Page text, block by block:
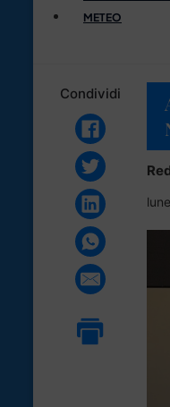
METEO
Condividi